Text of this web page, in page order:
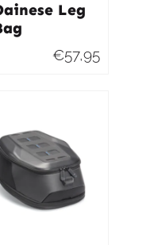
Leg
€57,95